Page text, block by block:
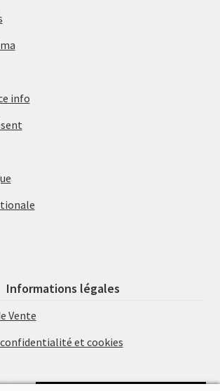
info
Informations légales
Vente
et cookies